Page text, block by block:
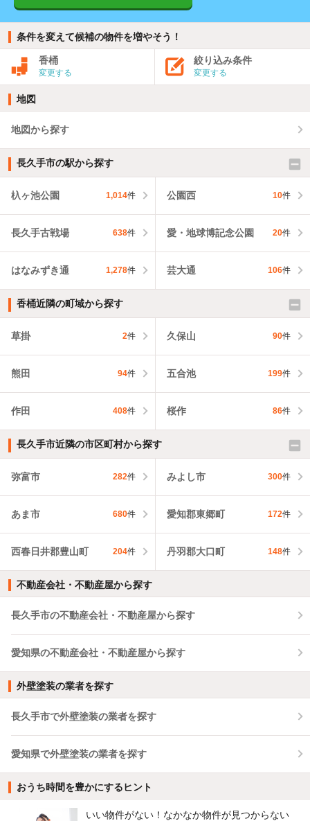
条件を変えて候補の物件を増やそう！
香桶
変更する
絞り込み条件
変更する
地図
地図から探す
長久手市の駅から探す
杁ヶ池公園 1,014件 公園西 10件
長久手古戦場 638件 愛・地球博記念公園 20件
はなみずき通 1,278件 芸大通 106件
香桶近隣の町域から探す
草掛 2件 久保山 90件
熊田 94件 五合池 199件
作田 408件 桜作 86件
長久手市近隣の市区町村から探す
弥富市 282件 みよし市 300件
あま市 680件 愛知郡東郷町 172件
西春日井郡豊山町 204件 丹羽郡大口町 148件
不動産会社・不動産屋から探す
長久手市の不動産会社・不動産屋から探す
愛知県の不動産会社・不動産屋から探す
外壁塗装の業者を探す
長久手市で外壁塗装の業者を探す
愛知県で外壁塗装の業者を探す
おうち時間を豊かにするヒント
いい物件がない！なかなか物件が見つからない